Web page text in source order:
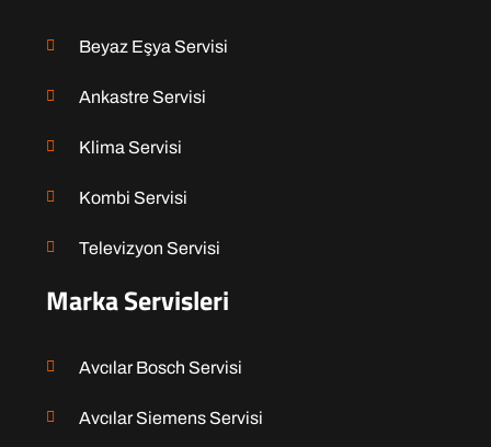
Beyaz Eşya Servisi
Ankastre Servisi
Klima Servisi
Kombi Servisi
Televizyon Servisi
Marka Servisleri
Avcılar Bosch Servisi
Avcılar Siemens Servisi